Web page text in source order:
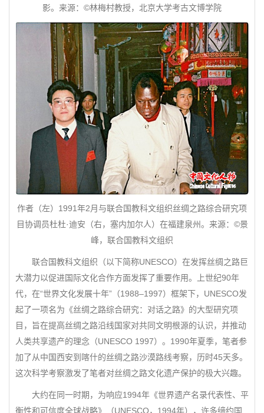
影。来源：©林梅村教授，北京大学考古文博学院
作者（左）1991年2月与联合国教科文组织丝绸之路综合研究项
目协调员杜杜·迪安（右，塞内加尔人）在福建泉州。来源：©景
峰，联合国教科文组织
联合国教科文组织（以下简称UNESCO）在发挥丝绸之路巨
大潜力以促进国际文化合作方面发挥了重要作用。上世纪90年
代，在“世界文化发展十年”（1988–1997）框架下，UNESCO发
起了一项名为《丝绸之路综合研究：对话之路》的大型研究项
目，旨在提高丝绸之路沿线国家对共同文明根源的认识，并推动
人类共享遗产的理念（UNESCO 1997）。1990年夏季，笔者参
加了从中国西安到喀什的丝绸之路沙漠路线考察，历时45天多。
这次科学考察激发了笔者对丝绸之路文化遗产保护的极大兴趣。
大约在同一时期，为响应1994年《世界遗产名录代表性、平
衡性和可信度全球战略》（UNESCO，1994年），许多缔约国